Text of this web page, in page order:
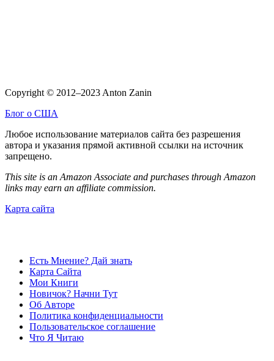
Copyright © 2012–2023 Anton Zanin
Блог о США
Любое использование материалов сайта без разрешения
автора и указания прямой активной ссылки на источник
запрещено.
This site is an Amazon Associate and purchases through Amazon
links may earn an affiliate commission.
Карта сайта
Есть Мнение? Дай знать
Карта Сайта
Мои Книги
Новичок? Начни Тут
Об Авторе
Политика конфиденциальности
Пользовательское соглашение
Что Я Читаю